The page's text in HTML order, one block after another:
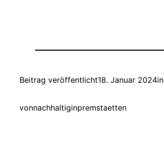
Beitrag veröffentlicht18. Januar 2024in
vonnachhaltiginpremstaetten